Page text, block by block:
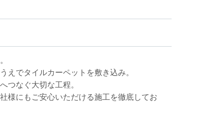
えでタイルカーペットを敷き込み。
つなぐ大切な工程。
様にもご安心いただける施工を徹底してお